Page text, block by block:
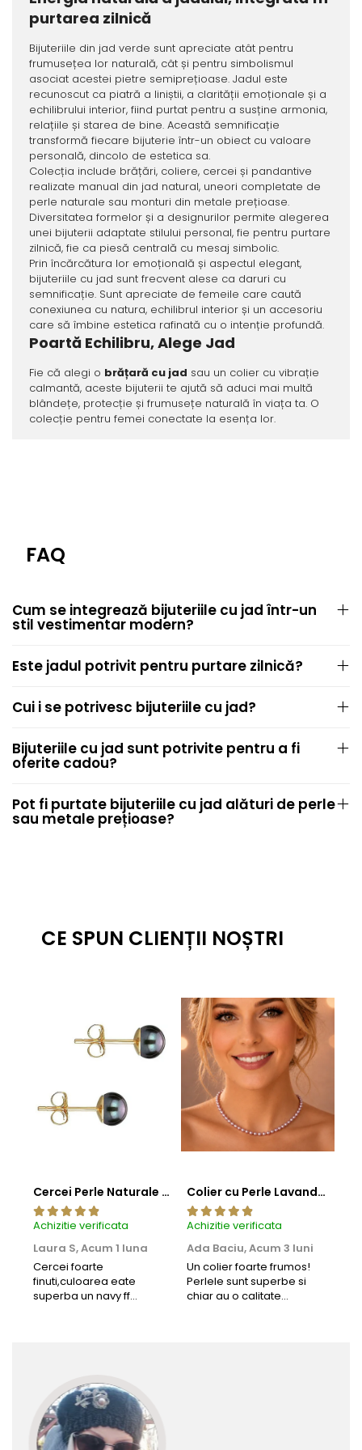
purtarea zilnică
Bijuteriile din jad verde sunt apreciate atât pentru
frumusețea lor naturală, cât și pentru simbolismul
asociat acestei pietre semiprețioase. Jadul este
recunoscut ca piatră a liniștii, a clarității emoționale și a
echilibrului interior, fiind purtat pentru a susține armonia,
relațiile și starea de bine. Această semnificație
transformă fiecare bijuterie într-un obiect cu valoare
personală, dincolo de estetica sa.
Colecția include brățări, coliere, cercei și pandantive
realizate manual din jad natural, uneori completate de
perle naturale sau monturi din metale prețioase.
Diversitatea formelor și a designurilor permite alegerea
unei bijuterii adaptate stilului personal, fie pentru purtare
zilnică, fie ca piesă centrală cu mesaj simbolic.
Prin încărcătura lor emoțională și aspectul elegant,
bijuteriile cu jad sunt frecvent alese ca daruri cu
semnificație. Sunt apreciate de femeile care caută
conexiunea cu natura, echilibrul interior și un accesoriu
care să îmbine estetica rafinată cu o intenție profundă.
Poartă Echilibru, Alege Jad
Fie că alegi o brățară cu jad sau un colier cu vibrație
calmantă, aceste bijuterii te ajută să aduci mai multă
blândețe, protecție și frumusețe naturală în viața ta. O
colecție pentru femei conectate la esența lor.
FAQ
Cum se integrează bijuteriile cu jad într-un
stil vestimentar modern?
Este jadul potrivit pentru purtare zilnică?
Cui i se potrivesc bijuteriile cu jad?
Bijuteriile cu jad sunt potrivite pentru a fi
oferite cadou?
Pot fi purtate bijuteriile cu jad alături de perle
sau metale prețioase?
CE SPUN CLIENȚII NOȘTRI
Cercei Perle Naturale Negre 5-6 mm, Buton AAA, Aur 14K (aur 585), Tip Șurub | KASKADDA®
Achizitie verificata
Laura S,Acum 1 luna
Cercei foarte
finuti,culoarea eate
superba un navy ff
Colier cu Perle Lavanda la Baza Gatului, de 4-5 mm, Perle Rare, Calitate AAA+, Aur 14K | KASKADDA®
Achizitie verificata
Ada Baciu,Acum 3 luni
Un colier foarte frumos!
Perlele sunt superbe si
chiar au o calitate